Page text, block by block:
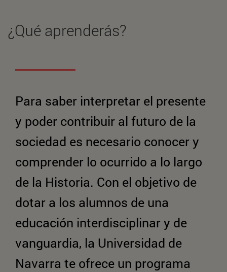
¿Qué aprenderás?
Para saber interpretar el presente
y poder contribuir al futuro de la
sociedad es necesario conocer y
comprender lo ocurrido a lo largo
de la Historia. Con el objetivo de
dotar a los alumnos de una
educación interdisciplinar y de
vanguardia, la Universidad de
Navarra te ofrece un programa